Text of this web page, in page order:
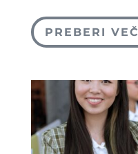
PREBERI VEČ